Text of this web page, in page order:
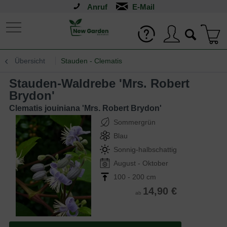
Anruf
Übersicht Stauden - Clematis
Stauden-Waldrebe 'Mrs. Robert
Brydon'
Clematis jouiniana 'Mrs. Robert Brydon'
Sommergrün
Blau
Sonnig-halbschattig
August - Oktober
100 - 200 cm
ab 14,90 €